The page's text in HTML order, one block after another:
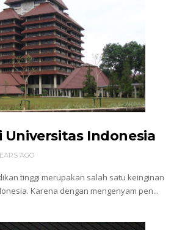
Universitas Indonesia
AGO
tinggi merupakan salah satu keinginan
Karena dengan mengenyam pen...